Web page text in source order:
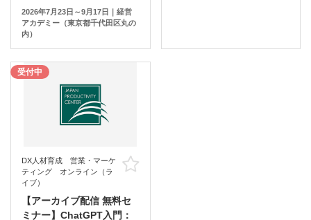
2026年7月23日～9月17日｜経営
アカデミー（東京都千代田区丸の
内）
受付中
DX人材育成 営業・マーケ
ティング オンライン（ラ
イブ）
【アーカイブ配信 無料セ
ミナー】ChatGPT入門：